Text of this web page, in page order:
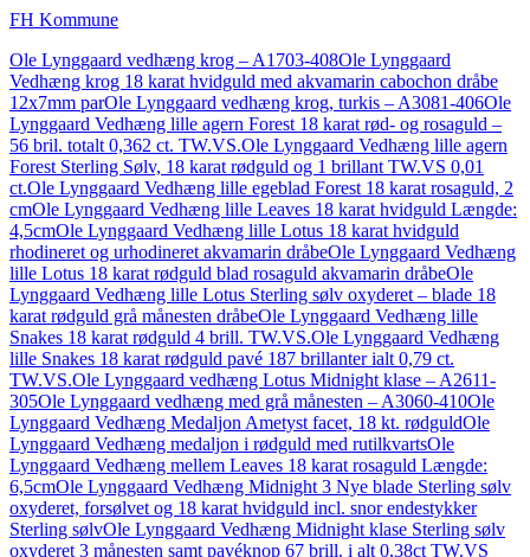
FH Kommune
Ole Lynggaard vedhæng krog – A1703-408Ole Lynggaard
Vedhæng krog 18 karat hvidguld med akvamarin cabochon dråbe
12x7mm parOle Lynggaard vedhæng krog, turkis – A3081-406Ole
Lynggaard Vedhæng lille agern Forest 18 karat rød- og rosaguld –
56 bril. totalt 0,362 ct. TW.VS.Ole Lynggaard Vedhæng lille agern
Forest Sterling Sølv, 18 karat rødguld og 1 brillant TW.VS 0,01
ct.Ole Lynggaard Vedhæng lille egeblad Forest 18 karat rosaguld, 2
cmOle Lynggaard Vedhæng lille Leaves 18 karat hvidguld Længde:
4,5cmOle Lynggaard Vedhæng lille Lotus 18 karat hvidguld
rhodineret og urhodineret akvamarin dråbeOle Lynggaard Vedhæng
lille Lotus 18 karat rødguld blad rosaguld akvamarin dråbeOle
Lynggaard Vedhæng lille Lotus Sterling sølv oxyderet – blade 18
karat rødguld grå månesten dråbeOle Lynggaard Vedhæng lille
Snakes 18 karat rødguld 4 brill. TW.VS.Ole Lynggaard Vedhæng
lille Snakes 18 karat rødguld pavé 187 brillanter ialt 0,79 ct.
TW.VS.Ole Lynggaard vedhæng Lotus Midnight klase – A2611-
305Ole Lynggaard vedhæng med grå månesten – A3060-410Ole
Lynggaard Vedhæng Medaljon Ametyst facet, 18 kt. rødguldOle
Lynggaard Vedhæng medaljon i rødguld med rutilkvartsOle
Lynggaard Vedhæng mellem Leaves 18 karat rosaguld Længde:
6,5cmOle Lynggaard Vedhæng Midnight 3 Nye blade Sterling sølv
oxyderet, forsølvet og 18 karat hvidguld incl. snor endestykker
Sterling sølvOle Lynggaard Vedhæng Midnight klase Sterling sølv
oxyderet 3 månesten samt pavéknop 67 brill. i alt 0,38ct TW.VS